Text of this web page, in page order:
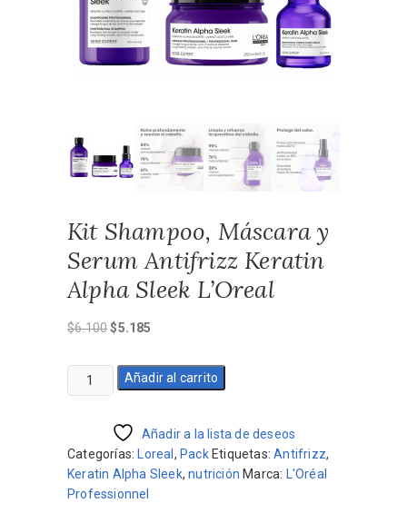
Kit Shampoo, Máscara y
Serum Antifrizz Keratin
Alpha Sleek L’Oreal
$6.100El
original
era:
$5.185
actual
es:
Shampoo,
Serum
Antifrizz
Keratin
Añadir al carrito
Añadir a la lista de deseos
Categorías:
Loreal , Pack Etiquetas:Antifrizz,
Keratin Alpha Sleek,nutrición Marca:
L'Oréal
Professionnel